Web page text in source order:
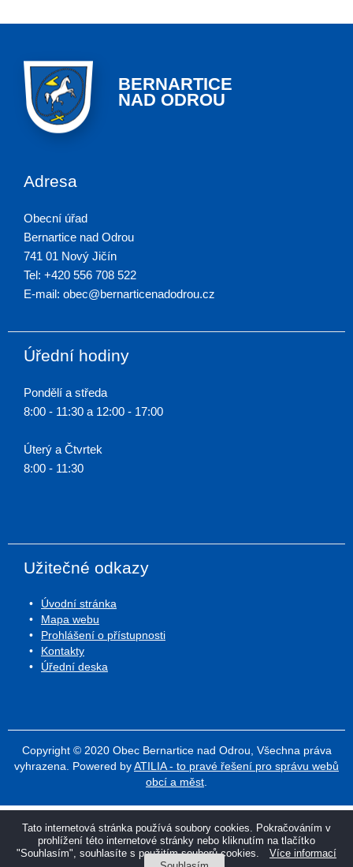
BERNARTICE
NAD ODROU
Adresa
Obecní úřad
Bernartice nad Odrou
741 01 Nový Jičín
Tel: +420 556 708 522
E-mail: obec@bernarticenadodrou.cz
Úřední hodiny
Pondělí a středa
8:00 - 11:30 a 12:00 - 17:00
Úterý a Čtvrtek
8:00 - 11:30
Užitečné odkazy
Úvodní stránka
Mapa webu
Prohlášení o přístupnosti
Kontakty
Úřední deska
Copyright © 2020 Obec Bernartice nad Odrou, Všechna práva
vyhrazena. Powered byATILIA - to pravé řešení pro správu webů
obcí a měst
Tato internetová stránka používá soubory cookies. Pokračováním v
prohlížení této internetové stránky nebo kliknutím na tlačítko
"Souhlasím", souhlasíte s použitím souborů cookies. Více informací